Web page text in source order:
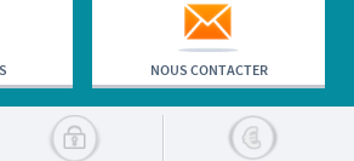
NOUS CONTACTER